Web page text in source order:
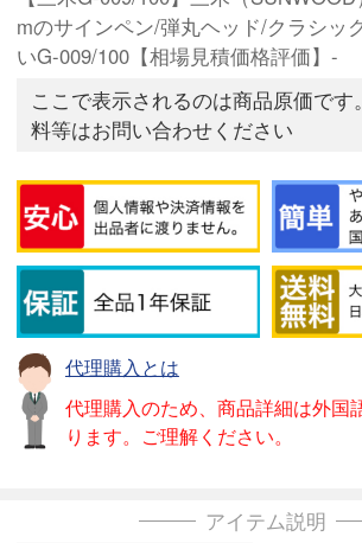
mのサインペン/弾丸ヘッド/クラシッ
いG-009/100【相場見積価格評価】-
ここで表示されるのは商品原価です
料等はお問い合わせください
代理購入とは
代理購入のため、商品詳細は外国
ります。ご理解ください。
アイテム説明